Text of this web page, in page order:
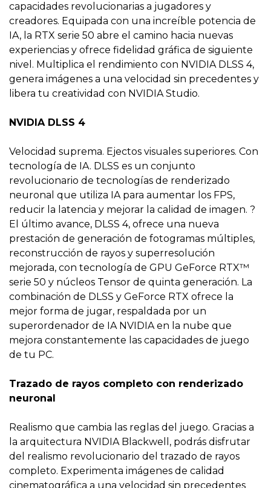
capacidades revolucionarias a jugadores y
creadores. Equipada con una increíble potencia de
IA, la RTX serie 50 abre el camino hacia nuevas
experiencias y ofrece fidelidad gráfica de siguiente
nivel. Multiplica el rendimiento con NVIDIA DLSS 4,
genera imágenes a una velocidad sin precedentes y
libera tu creatividad con NVIDIA Studio.
NVIDIA DLSS 4
Velocidad suprema. Ejectos visuales superiores. Con
tecnología de IA. DLSS es un conjunto
revolucionario de tecnologías de renderizado
neuronal que utiliza IA para aumentar los FPS,
reducir la latencia y mejorar la calidad de imagen. ?
El último avance, DLSS 4, ofrece una nueva
prestación de generación de fotogramas múltiples,
reconstrucción de rayos y superresolución
mejorada, con tecnología de GPU GeForce RTX™
serie 50 y núcleos Tensor de quinta generación. La
combinación de DLSS y GeForce RTX ofrece la
mejor forma de jugar, respaldada por un
superordenador de IA NVIDIA en la nube que
mejora constantemente las capacidades de juego
de tu PC.
Trazado de rayos completo con renderizado
neuronal
Realismo que cambia las reglas del juego. Gracias a
la arquitectura NVIDIA Blackwell, podrás disfrutar
del realismo revolucionario del trazado de rayos
completo. Experimenta imágenes de calidad
cinematográfica a una velocidad sin precedentes